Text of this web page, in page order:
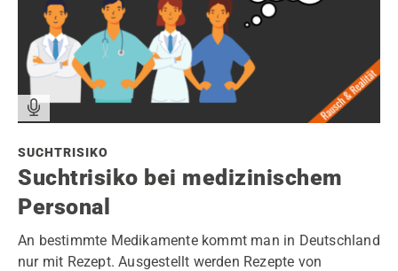
SUCHTRISIKO
Suchtrisiko bei medizinischem
Personal
An bestimmte Medikamente kommt man in Deutschland
nur mit Rezept. Ausgestellt werden Rezepte von